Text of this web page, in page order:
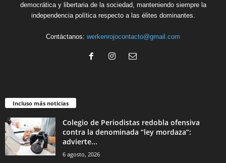
democrática y libertaria de la sociedad, manteniendo siempre la
independencia política respecto a las élites dominantes.
Contáctanos: werkenrojocontacto@gmail.com
Incluso más noticias
Colegio de Periodistas redobla ofensiva
contra la denominada “ley mordaza”:
advierte...
6 agosto, 2026